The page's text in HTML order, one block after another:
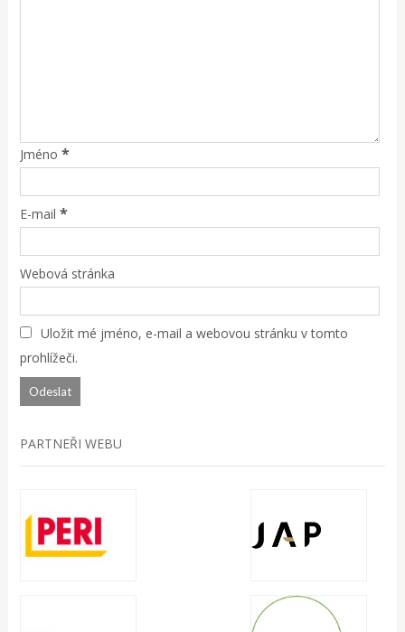
Jméno *
E-mail *
Webová stránka
Uložit mé jméno, e-mail a webovou stránku v tomto
prohlížeči.
PARTNEŘI WEBU